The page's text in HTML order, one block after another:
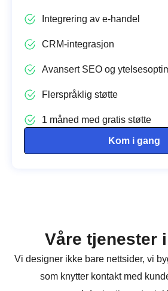
Integrering av e-handel
CRM-integrasjon
Avansert SEO og
Flerspråklig støtte
1 måned med gratis støtte
Kom i gang
Våre tjenester
Vi designer ikke bare nettsider, vi
som knytter kontakt med